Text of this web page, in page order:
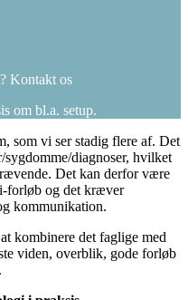
Kontakt os
om bl.a. setup.
som vi ser stadig flere af. Det
diagnoser, hvilket
Det kan derfor være
forløb og det kræver
kommunikation.
kombinere det faglige med
viden, overblik, gode forløb